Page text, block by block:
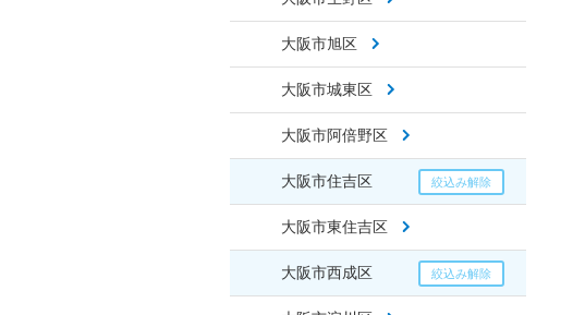
大阪市旭区
大阪市城東区
大阪市阿倍野区
大阪市住吉区
大阪市東住吉区
大阪市西成区